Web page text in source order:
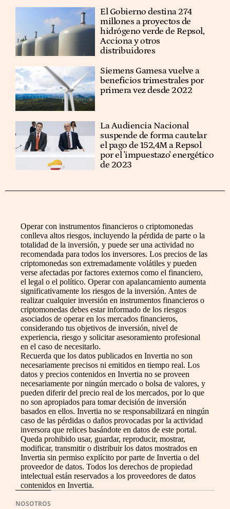
El Gobierno destina 274
millones a proyectos de
hidrógeno verde de Repsol,
Acciona y otros
distribuidores
Siemens Gamesa vuelve a
beneficios trimestrales por
primera vez desde 2022
La Audiencia Nacional
suspende de forma cautelar
el pago de 152,4M a Repsol
por el 'impuestazo' energético
de 2023
Operar con instrumentos financieros o criptomonedas
conlleva altos riesgos, incluyendo la pérdida de parte o la
totalidad de la inversión, y puede ser una actividad no
recomendada para todos los inversores. Los precios de las
criptomonedas son extremadamente volátiles y pueden
verse afectadas por factores externos como el financiero,
el legal o el político. Operar con apalancamiento aumenta
significativamente los riesgos de la inversión. Antes de
realizar cualquier inversión en instrumentos financieros o
criptomonedas debes estar informado de los riesgos
asociados de operar en los mercados financieros,
considerando tus objetivos de inversión, nivel de
experiencia, riesgo y solicitar asesoramiento profesional
en el caso de necesitarlo.
Recuerda que los datos publicados en Invertia no son
necesariamente precisos ni emitidos en tiempo real. Los
datos y precios contenidos en Invertia no se proveen
necesariamente por ningún mercado o bolsa de valores, y
pueden diferir del precio real de los mercados, por lo que
no son apropiados para tomar decisión de inversión
basados en ellos. Invertia no se responsabilizará en ningún
caso de las pérdidas o daños provocadas por la actividad
inversora que relices basándote en datos de este portal.
Queda prohibido usar, guardar, reproducir, mostrar,
modificar, transmitir o distribuir los datos mostrados en
Invertia sin permiso explícito por parte de Invertia o del
proveedor de datos. Todos los derechos de propiedad
intelectual están reservados a los proveedores de datos
contenidos en Invertia.
NOSOTROS